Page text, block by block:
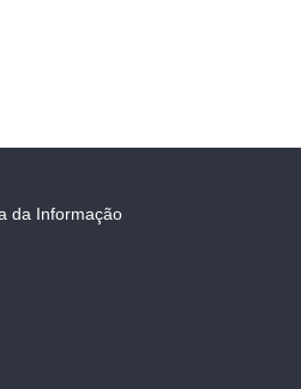
da Informação